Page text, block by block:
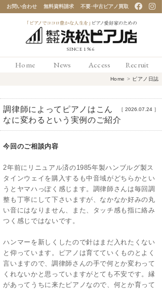
「ピアノでココロ豊かな
人生を」ピアノ愛好家の
ための 浜松ピアノ店
お問い合わせ 無料資料請求 不要･中古ピアノ買取
Home News Access Recruit
Home > ピアノ日誌
［ 2026.07.24］
調律師によってピアノはこん
なに変わるという実例のご紹介
今回のご相談内容
2年前にリニュアル済の1985年製ハンブルグ製ス
タインウェイを購入するも中音域がどちらかとい
うとヤマハっぽく感じます。調律師さんは毎回調
整も丁寧にして下さいますが、なかなか好みの丸
い音にはなりません、また、タッチ感も指に絡み
つく感じではないです。
ハンマーを新しくしたので針はまだ入れたくない
と仰っています。ピアノは育てていくものとよく
言いますので、調律師さんの手で何とか変わって
くれないかと思っていますがとても不安です。縁
があってうちに来たピアノなので、何とか育って